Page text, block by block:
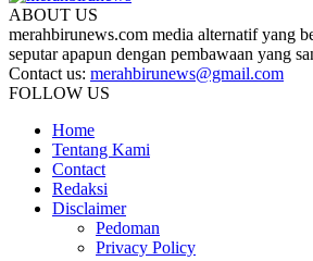
ABOUT US
merahbirunews.com media alternatif yang
seputar apapun dengan pembawaan yang
Contact us: merahbirunews@gmail.com
FOLLOW US
Home
Tentang Kami
Contact
Redaksi
Disclaimer
Pedoman
Privacy Policy